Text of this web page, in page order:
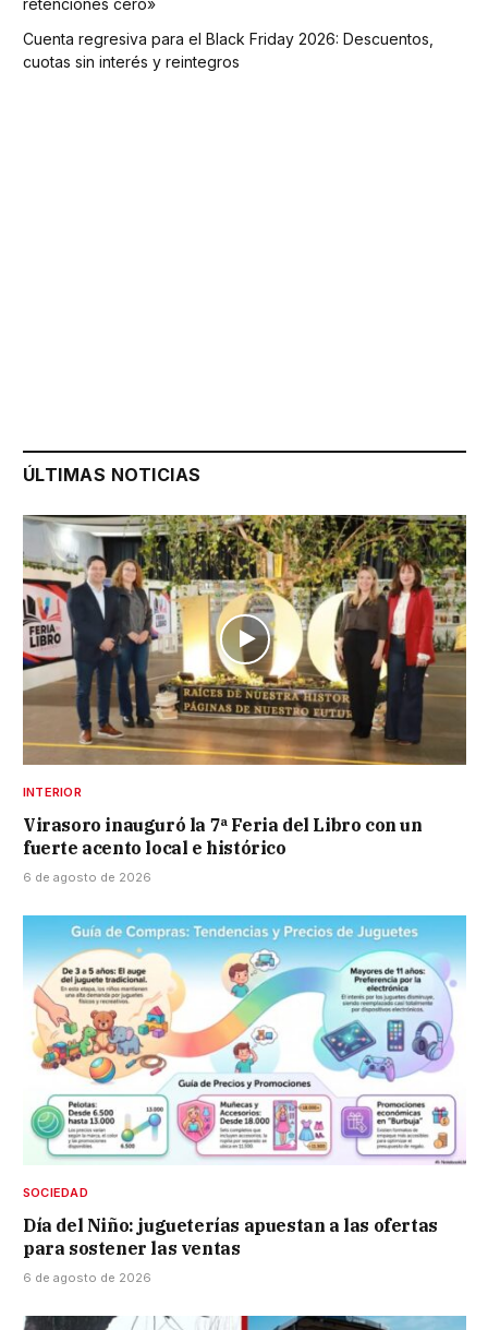
Cuenta regresiva para el Black Friday 2026: Descuentos,
cuotas sin interés y reintegros
ÚLTIMAS NOTICIAS
INTERIOR
Virasoro inauguró la 7ª Feria del Libro con un
fuerte acento local e histórico
6 de agosto de 2026
SOCIEDAD
Día del Niño: jugueterías apuestan a las ofertas
para sostener las ventas
6 de agosto de 2026